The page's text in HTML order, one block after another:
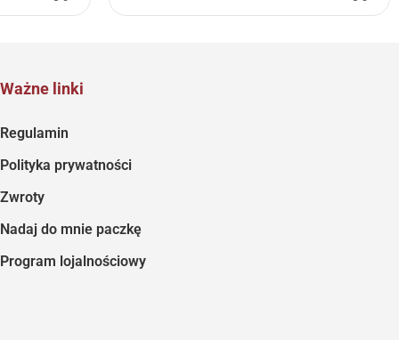
Ważne linki
Regulamin
Polityka prywatności
Zwroty
Nadaj do mnie paczkę
Program lojalnościowy